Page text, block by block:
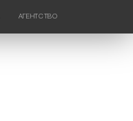
АГЕНТСТВО